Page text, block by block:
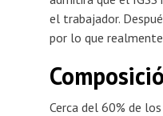
el trabajador.
por lo que
Cerca del 60% de